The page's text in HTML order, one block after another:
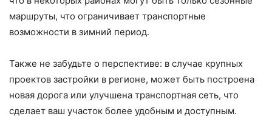
маршруты, что ограничивает транспортные
возможности в зимний период.
Также не забудьте о перспективе: в случае крупных
проектов застройки в регионе, может быть построена
новая дорога или улучшена транспортная сеть, что
сделает ваш участок более удобным и доступным.